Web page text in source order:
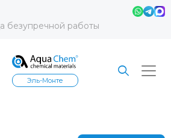
безупречной работы
Эль-Монте